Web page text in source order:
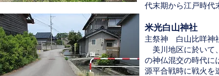
代末期から江戸時代
米光白山神社
主祭神 白山比咩神
美川地区に於いて
の神仏混交の時代に
源平合戦時に戦火を